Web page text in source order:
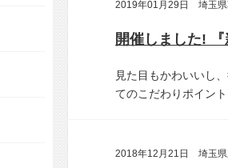
2019年01月29日 埼玉県
見た目もかわいいし
てのこだわりポイント
2018年12月21日 埼玉県